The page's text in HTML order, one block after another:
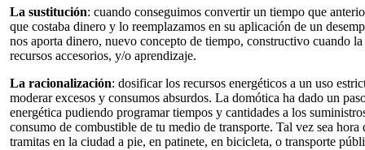
La sustitución: cuando conseguimos convertir un tiempo que
que costaba dinero y lo reemplazamos en su aplicación de un
nos aporta dinero, nuevo concepto de tiempo, constructivo cuando
recursos accesorios, y/o aprendizaje.
La racionalización: dosificar los recursos energéticos a un uso
moderar excesos y consumos absurdos. La domótica ha dado un
energética pudiendo programar tiempos y cantidades a los
consumo de combustible de tu medio de transporte. Tal vez sea hora
tramitas en la ciudad a pie, en patinete, en bicicleta, o transporte